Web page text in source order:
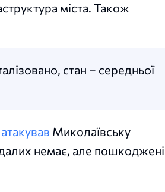
міста. Також
стан – середньої
атакував Миколаївську
немає, але пошкоджені